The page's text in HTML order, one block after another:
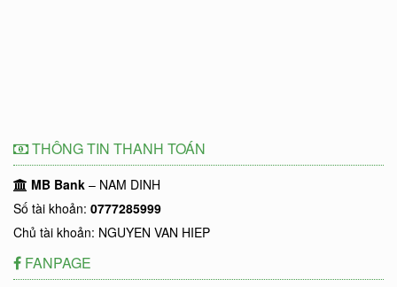
THÔNG TIN THANH TOÁN
MB Bank – NAM DINH
Số tài khoản: 0777285999
Chủ tài khoản: NGUYEN VAN HIEP
FANPAGE